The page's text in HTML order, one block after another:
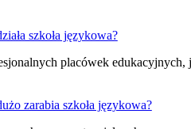
szkoła językowa?
placówek
zarabia szkoła językowa?